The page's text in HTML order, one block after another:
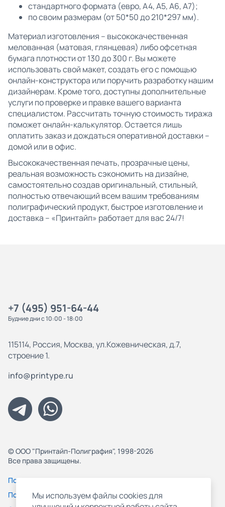
стандартного формата (евро, А4, А5, А6, А7);
по своим размерам (от 50*50 до 210*297 мм).
Материал изготовления – высококачественная
мелованная (матовая, глянцевая) либо офсетная
бумага плотности от 130 до 300 г. Вы можете
использовать свой макет, создать его с помощью
онлайн-конструктора или поручить разработку нашим
дизайнерам. Кроме того, доступны дополнительные
услуги по проверке и правке вашего варианта
специалистом. Рассчитать точную стоимость тиража
поможет онлайн-калькулятор. Остается лишь
оплатить заказ и дождаться оперативной доставки –
домой или в офис.
Высококачественная печать, прозрачные цены,
реальная возможность сэкономить на дизайне,
самостоятельно создав оригинальный, стильный,
полностью отвечающий всем вашим требованиям
полиграфический продукт, быстрое изготовление и
доставка – «Принтайп» работает для вас 24/7!
+7 (495) 951-64-44
Будние дни с 10:00 - 18:00
115114, Россия, Москва, ул.Кожевническая, д.7,
строение 1.
info@printype.ru
© ООО "Принтайп-Полиграфия", 1998-2026
Все права защищены.
Политика конфиденциальности
Пользовательское соглашение
Мы используем файлы cookies для